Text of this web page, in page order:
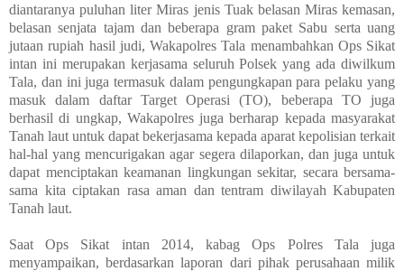
diantaranya puluhan liter Miras jenis Tuak belasan Miras kemasan,
belasan senjata tajam dan beberapa gram paket Sabu serta uang
jutaan rupiah hasil judi, Wakapolres Tala menambahkan Ops Sikat
intan ini merupakan kerjasama seluruh Polsek yang ada diwilkum
Tala, dan ini juga termasuk dalam pengungkapan para pelaku yang
masuk dalam daftar Target Operasi (TO), beberapa TO juga
berhasil di ungkap, Wakapolres juga berharap kepada masyarakat
Tanah laut untuk dapat bekerjasama kepada aparat kepolisian terkait
hal-hal yang mencurigakan agar segera dilaporkan, dan juga untuk
dapat menciptakan keamanan lingkungan sekitar, secara bersama-
sama kita ciptakan rasa aman dan tentram diwilayah Kabupaten
Tanah laut.
Saat Ops Sikat intan 2014, kabag Ops Polres Tala juga
menyampaikan, berdasarkan laporan dari pihak perusahaan milik